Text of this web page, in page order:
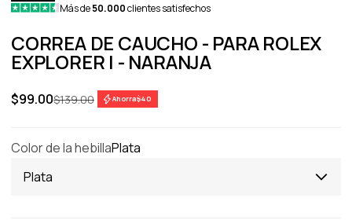
Más de50.000clientes satisfechos
CORREA DE CAUCHO - PARA ROLEX
EXPLORER I - NARANJA
Precio de oferta
$99.00Precio normal
$139.00 Ahorra$40
Color de la hebillaPlata
Plata